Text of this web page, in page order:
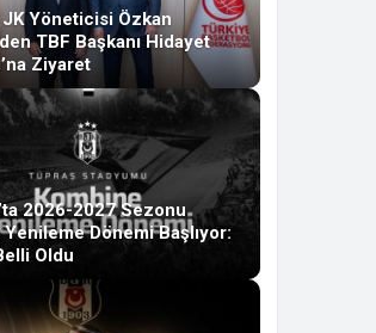
Yöneticisi Özkan
TBF Başkanı Hidayet
Ziyaret
2026-2027 Sezonu
Dönemi Başlıyor:
Oldu